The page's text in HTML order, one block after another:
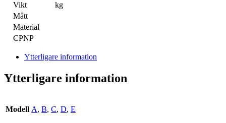
Vikt
kg
Mått
Material
CPNP
Ytterligare information
Ytterligare information
Modell A, B, C, D, E